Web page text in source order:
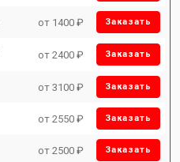
от 1400 ₽ Заказать
от 2400 ₽ Заказать
от 3100 ₽ Заказать
от 2550 ₽ Заказать
от 2500 ₽ Заказать